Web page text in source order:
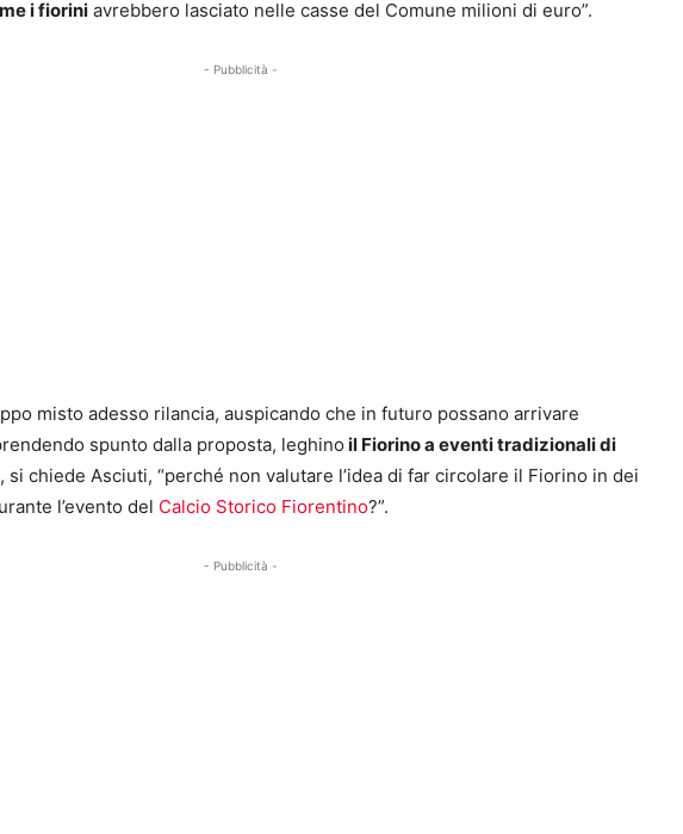
i fiorini avrebbero lasciato nelle casse del Comune milioni di euro”.
- Pubblicità -
misto adesso rilancia, auspicando che in futuro possano arrivare
spunto dalla proposta, leghino il Fiorino a eventi tradizionali di
si chiede Asciuti, “perché non valutare l’idea di far circolare il Fiorino in dei
l’evento del Calcio Storico Fiorentino?”.
- Pubblicità -